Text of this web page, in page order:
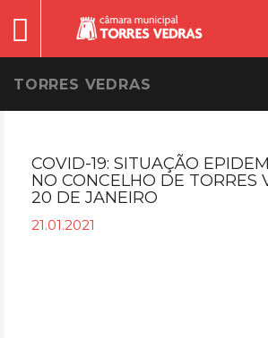
TORRES VEDRAS
COVID-19: SITUAÇÃO
NO CONCELHO DE TORRES
20 DE JANEIRO
21.01.2021